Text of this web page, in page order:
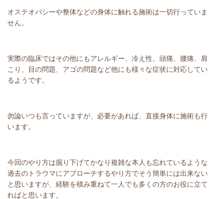
オステオパシーや整体などの身体に触れる施術は一切行っていま
せん。
実際の臨床ではその他にもアレルギー、冷え性、頭痛、腰痛、肩
こり、目の問題、アゴの問題など他にも様々な症状に対応してい
るようです。
勿論いつも言っていますが、必要があれば、直接身体に施術も行
います。
今回のやり方は掘り下げてかなり複雑な本人も忘れているような
過去のトラウマにアプローチするやり方でそう簡単には出来ない
と思いますが、経験を積み重ねて一人でも多くの方のお役に立て
ればと思います。